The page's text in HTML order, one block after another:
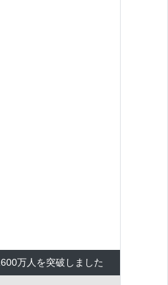
万人を突破しました